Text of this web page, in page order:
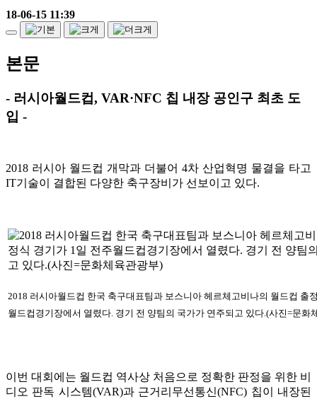
18-06-15 11:39
본문
- 러시아월드컵, VAR·NFC 칩 내장 공인구 최초 도
입 -
2018 러시아 월드컵 개막과 더불어 4차 산업혁명 물결을 타고
IT기술이 결합된 다양한 축구장비가 선보이고 있다.
2018 러시아월드컵 한국 축구대표팀과 보스니아 헤르체고비나의 월드컵 출
월드컵경기장에서 열렸다. 경기 전 양팀의 국가가 연주되고 있다.(사진=문화
이번 대회에는 월드컵 역사상 처음으로 정확한 판정을 위한 비
디오 판독 시스템(VAR)과 근거리무선통신(NFC) 칩이 내장된